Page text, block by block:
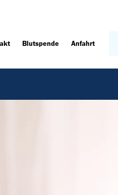
Blutspende Anfahrt